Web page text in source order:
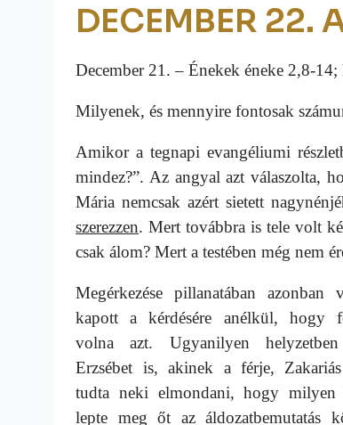
DECEMBER 22.
December 21. – Énekek éneke 2,8-
Milyenek, és mennyire fontosak
Amikor a tegnapi evangéliumi
mindez?”. Az angyal azt válaszolta,
Mária nemcsak azért sietett
szerezzen. Mert továbbra is tele volt
csak álom? Mert a testében még nem
Megérkezése pillanatában azonban
kapott a kérdésére anélkül, hogy
volna azt. Ugyanilyen
Erzsébet is, akinek a férje,
tudta neki elmondani, hogy milyen
lepte meg őt az áldozatbemutatás